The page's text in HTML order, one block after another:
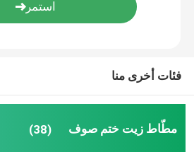
أجزاء المطاط مصبوب
المعادن ختم غسالة
فئات أخرى منا
مطّاط زيت ختم صوف (38)